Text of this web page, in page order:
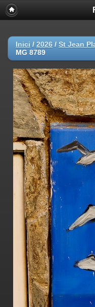
Inici / 2026 / St Jean
MG 8789